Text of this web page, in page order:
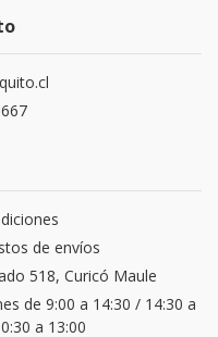
de envíos
518, Curicó Maule
de 9:00 a 14:30 / 14:30 a
a 13:00